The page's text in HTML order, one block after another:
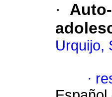
·
Urquijo,
·